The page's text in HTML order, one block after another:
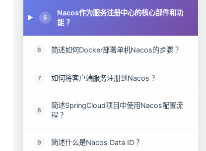
5
Nacos作为服务注册中心的核心部件和功
能 ？
6 简述如何Docker部署单机Nacos的步骤 ？
7 如何将客户端服务注册到Nacos ？
8
简述SpringCloud项目中使用Nacos配置流
程 ？
9 简述什么是Nacos Data ID ？